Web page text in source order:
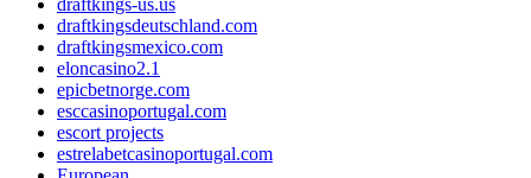
draftkingsdeutschland.com
draftkingsmexico.com
eloncasino2.1
epicbetnorge.com
esccasinoportugal.com
escort projects
estrelabetcasinoportugal.com